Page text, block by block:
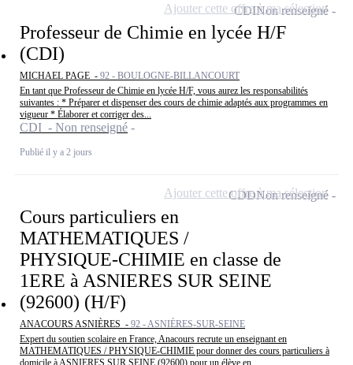
Professeur de Chimie en lycée H/F
(CDI)
MICHAEL PAGE - 92 - BOULOGNE-BILLANCOURT
En tant que Professeur de Chimie en lycée H/F, vous aurez les responsabilités
suivantes : * Préparer et dispenser des cours de chimie adaptés aux programmes en
vigueur * Élaborer et corriger des...
CDI - Non renseigné
Publié il y a 2 jours
CDINon renseigné
Ajouter cette offre à ma sélection
Cours particuliers en
MATHEMATIQUES /
PHYSIQUE-CHIMIE en classe de
1ERE à ASNIERES SUR SEINE
(92600) (H/F)
ANACOURS ASNIÈRES - 92 - ASNIÈRES-SUR-SEINE
Expert du soutien scolaire en France, Anacours recrute un enseignant en
MATHEMATIQUES / PHYSIQUE-CHIMIE pour donner des cours particuliers à
domicile à ASNIERES SUR SEINE (92600) pour un élève en...
CDDNon renseigné
Ajouter cette offre à ma sélection